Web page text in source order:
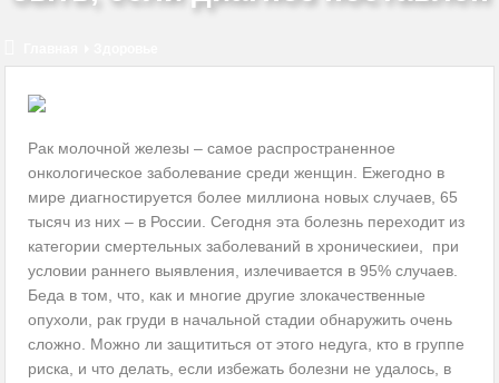
КМW вновь на службе нацистов
Оппозиция Байдену сплачивает ряды и консолидируется
2024-й: год восстановления или нестабильности?
Рак молочной железы – самое распространенное
онкологическое заболевание среди женщин. Ежегодно в
мире диагностируется более миллиона новых случаев, 65
тысяч из них – в России. Сегодня эта болезнь переходит из
категории смертельных заболеваний в хроническиеи, при
условии раннего выявления, излечивается в 95% случаев.
Беда в том, что, как и многие другие злокачественные
опухоли, рак груди в начальной стадии обнаружить очень
сложно. Можно ли защититься от этого недуга, кто в группе
риска, и что делать, если избежать болезни не удалось, в